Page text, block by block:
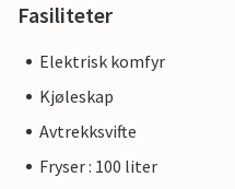
Fasiliteter
Elektrisk komfyr
Kjøleskap
Avtrekksvifte
Fryser : 100 liter